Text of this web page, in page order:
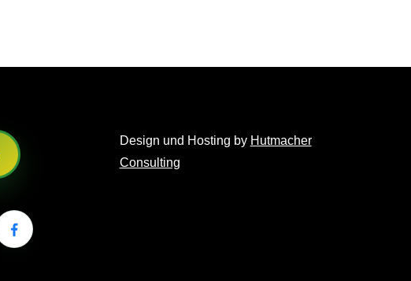
Design und Hosting by Hutmacher
Consulting